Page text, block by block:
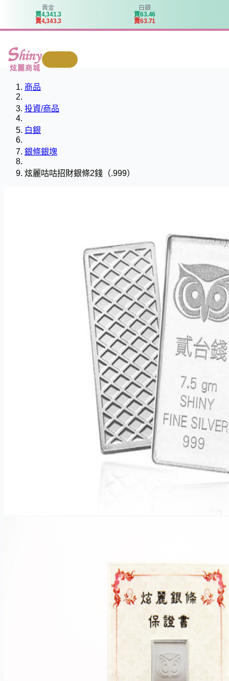
黃金
買4,341.3
賣4,343.3
白銀
買63.46
賣63.71
炫麗商城
商品
投資/商品
白銀
銀條銀塊
炫麗咕咕招財銀條2錢（.999）